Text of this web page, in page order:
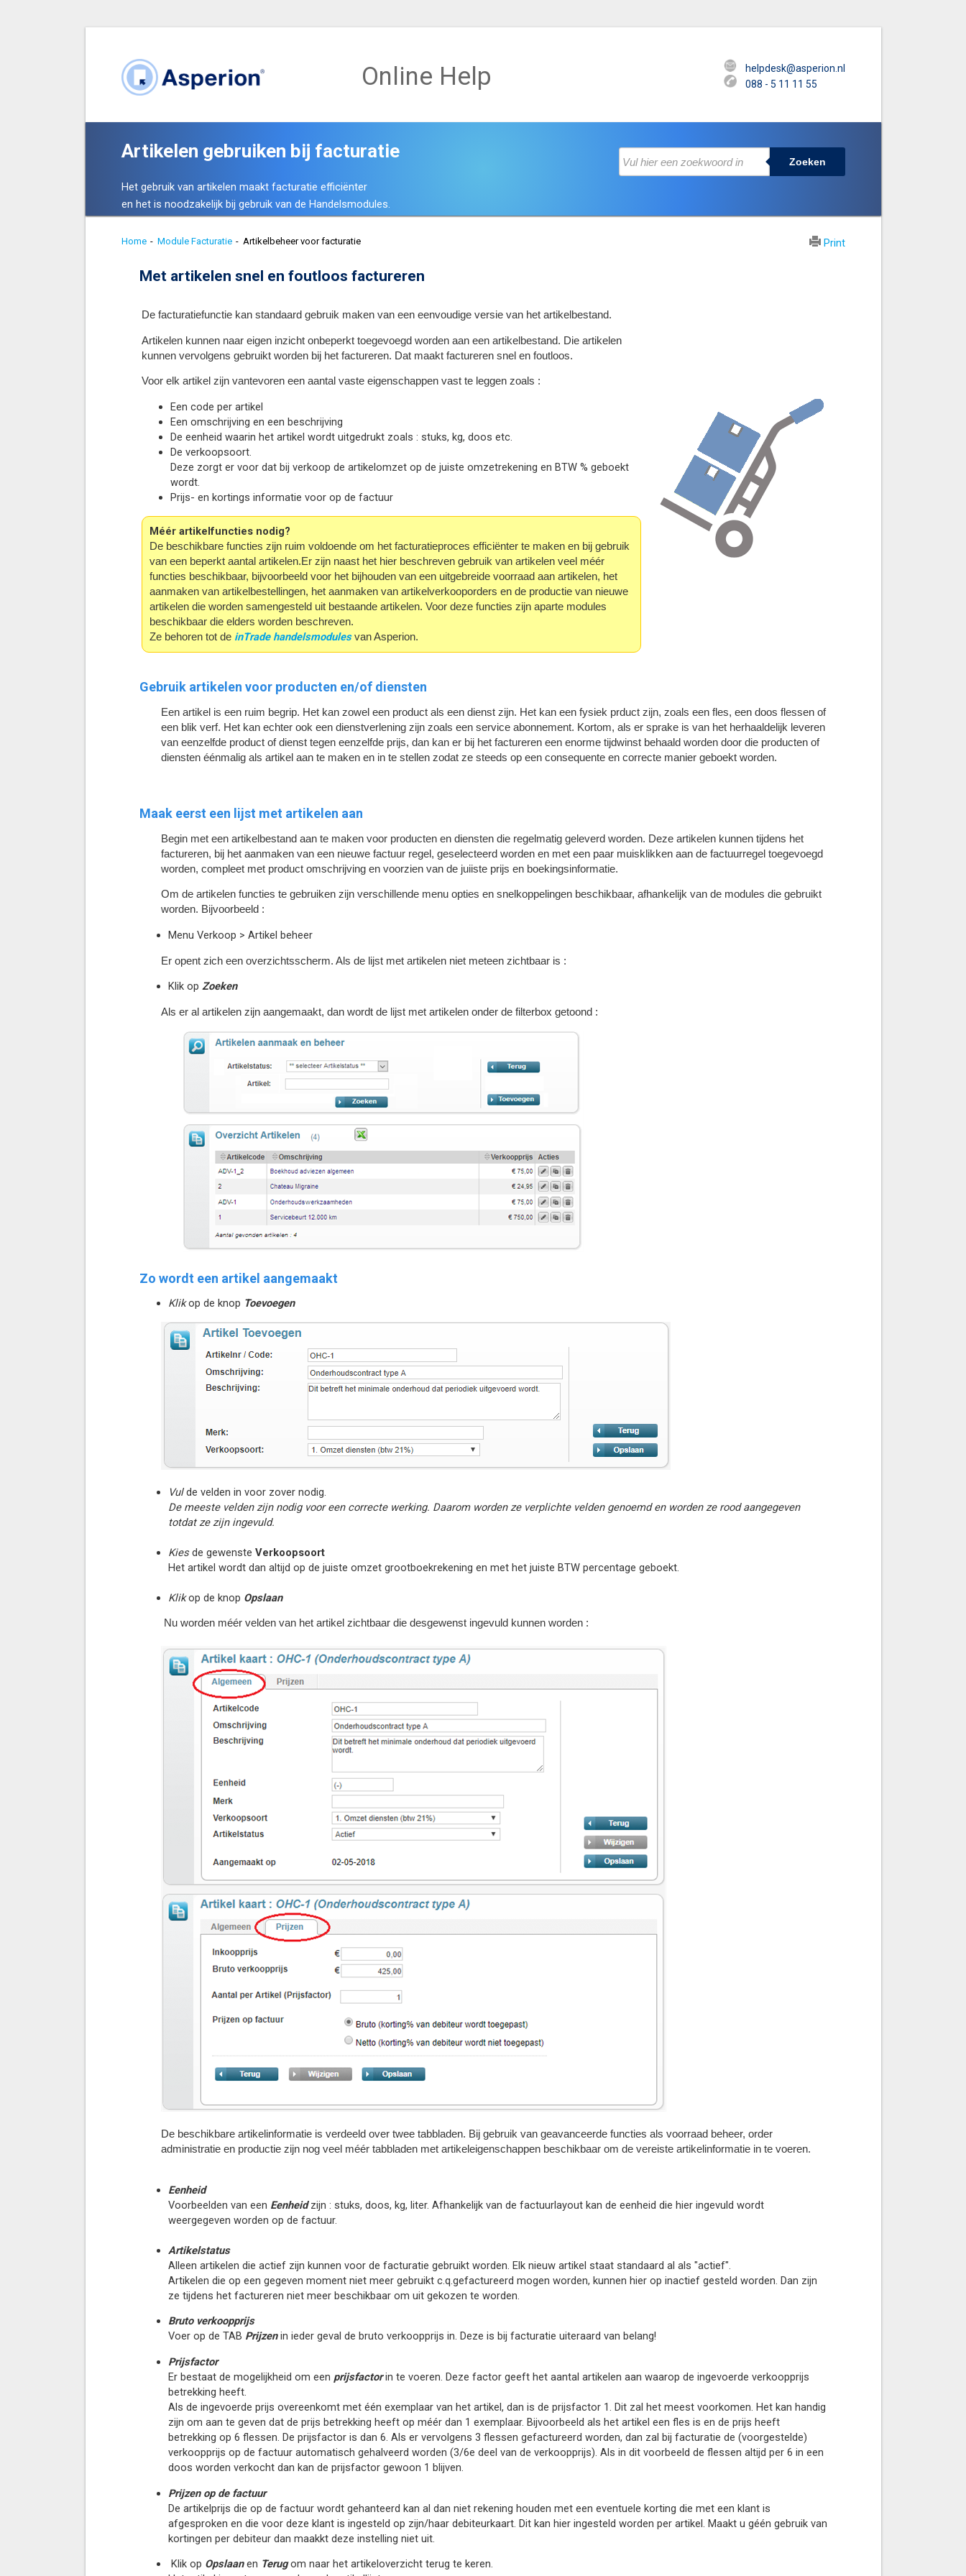
Online Help
helpdesk@asperion.nl
088 - 5 11 11 55
Artikelen gebruiken bij facturatie
Het gebruik van artikelen maakt facturatie efficiënter
en het is noodzakelijk bij gebruik van de Handelsmodules.
Zoeken
Home - Module Facturatie - Artikelbeheer voor facturatie Print
Met artikelen snel en foutloos factureren
De facturatiefunctie kan standaard gebruik maken van een eenvoudige versie van het artikelbestand.
Artikelen kunnen naar eigen inzicht onbeperkt toegevoegd worden aan een artikelbestand. Die artikelen
kunnen vervolgens gebruikt worden bij het factureren. Dat maakt factureren snel en foutloos.
Voor elk artikel zijn vantevoren een aantal vaste eigenschappen vast te leggen zoals :
Een code per artikel
Een omschrijving en een beschrijving
De eenheid waarin het artikel wordt uitgedrukt zoals : stuks, kg, doos etc.
De verkoopsoort.
Deze zorgt er voor dat bij verkoop de artikelomzet op de juiste omzetrekening en BTW % geboekt
wordt.
Prijs- en kortings informatie voor op de factuur
Méér artikelfuncties nodig?
De beschikbare functies zijn ruim voldoende om het facturatieproces efficiënter te maken en bij gebruik
van een beperkt aantal artikelen.Er zijn naast het hier beschreven gebruik van artikelen veel méér
functies beschikbaar, bijvoorbeeld voor het bijhouden van een uitgebreide voorraad aan artikelen, het
aanmaken van artikelbestellingen, het aanmaken van artikelverkooporders en de productie van nieuwe
artikelen die worden samengesteld uit bestaande artikelen. Voor deze functies zijn aparte modules
beschikbaar die elders worden beschreven.
Ze behoren tot de inTrade handelsmodules van Asperion.
Gebruik artikelen voor producten en/of diensten
Een artikel is een ruim begrip. Het kan zowel een product als een dienst zijn. Het kan een fysiek prduct zijn, zoals een fles, een doos flessen of
een blik verf. Het kan echter ook een dienstverlening zijn zoals een service abonnement. Kortom, als er sprake is van het herhaaldelijk leveren
van eenzelfde product of dienst tegen eenzelfde prijs, dan kan er bij het factureren een enorme tijdwinst behaald worden door die producten of
diensten éénmalig als artikel aan te maken en in te stellen zodat ze steeds op een consequente en correcte manier geboekt worden.
Maak eerst een lijst met artikelen aan
Begin met een artikelbestand aan te maken voor producten en diensten die regelmatig geleverd worden. Deze artikelen kunnen tijdens het
factureren, bij het aanmaken van een nieuwe factuur regel, geselecteerd worden en met een paar muisklikken aan de factuurregel toegevoegd
worden, compleet met product omschrijving en voorzien van de juiiste prijs en boekingsinformatie.
Om de artikelen functies te gebruiken zijn verschillende menu opties en snelkoppelingen beschikbaar, afhankelijk van de modules die gebruikt
worden. Bijvoorbeeld :
Menu Verkoop > Artikel beheer
Er opent zich een overzichtsscherm. Als de lijst met artikelen niet meteen zichtbaar is :
Klik op Zoeken
Als er al artikelen zijn aangemaakt, dan wordt de lijst met artikelen onder de filterbox getoond :
Zo wordt een artikel aangemaakt
Klikop de knop Toevoegen
Vulde velden in voor zover nodig.
De meeste velden zijn nodig voor een correcte werking. Daarom worden ze verplichte velden genoemd en worden ze rood aangegeven
totdat ze zijn ingevuld.
Kies de gewenste Verkoopsoort
Het artikel wordt dan altijd op de juiste omzet grootboekrekening en met het juiste BTW percentage geboekt.
Klikop de knop Opslaan
Nu worden méér velden van het artikel zichtbaar die desgewenst ingevuld kunnen worden :
De beschikbare artikelinformatie is verdeeld over twee tabbladen. Bij gebruik van geavanceerde functies als voorraad beheer, order
administratie en productie zijn nog veel méér tabbladen met artikeleigenschappen beschikbaar om de vereiste artikelinformatie in te voeren.
Eenheid
Voorbeelden van een Eenheidzijn : stuks, doos, kg, liter. Afhankelijk van de factuurlayout kan de eenheid die hier ingevuld wordt
weergegeven worden op de factuur.
Artikelstatus
Alleen artikelen die actief zijn kunnen voor de facturatie gebruikt worden. Elk nieuw artikel staat standaard al als "actief".
Artikelen die op een gegeven moment niet meer gebruikt c.q.gefactureerd mogen worden, kunnen hier op inactief gesteld worden. Dan zijn
ze tijdens het factureren niet meer beschikbaar om uit gekozen te worden.
Bruto verkoopprijs
Voer op de TAB Prijzenin ieder geval de bruto verkoopprijs in. Deze is bij facturatie uiteraard van belang!
Prijsfactor
Er bestaat de mogelijkheid om een prijsfactor in te voeren. Deze factor geeft het aantal artikelen aan waarop de ingevoerde verkoopprijs
betrekking heeft.
Als de ingevoerde prijs overeenkomt met één exemplaar van het artikel, dan is de prijsfactor 1. Dit zal het meest voorkomen. Het kan handig
zijn om aan te geven dat de prijs betrekking heeft op méér dan 1 exemplaar. Bijvoorbeeld als het artikel een fles is en de prijs heeft
betrekking op 6 flessen. De prijsfactor is dan 6. Als er vervolgens 3 flessen gefactureerd worden, dan zal bij facturatie de (voorgestelde)
verkoopprijs op de factuur automatisch gehalveerd worden (3/6e deel van de verkoopprijs). Als in dit voorbeeld de flessen altijd per 6 in een
doos worden verkocht dan kan de prijsfactor gewoon 1 blijven.
Prijzen op de factuur
De artikelprijs die op de factuur wordt gehanteerd kan al dan niet rekening houden met een eventuele korting die met een klant is
afgesproken en die voor deze klant is ingesteld op zijn/haar debiteurkaart. Dit kan hier ingesteld worden per artikel. Maakt u géén gebruik van
kortingen per debiteur dan maakkt deze instelling niet uit.
Klik op Opslaanen Terugom naar het artikeloverzicht terug te keren.